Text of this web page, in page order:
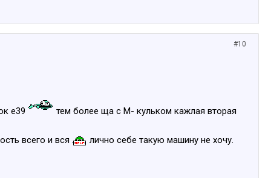
#10
е39 тем более ща с М- кульком кажлая вторая
всего и вся лично себе такую машину не хочу.